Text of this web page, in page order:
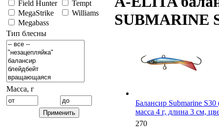
Field Hunter
MegaStrike
Megabass
Tempt
Williams
Тип блесны
Масса, г
SUBMARINE
Балансир Submarine
масса 4 г, длина 3 см,
270